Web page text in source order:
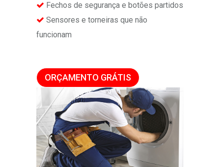
Fechos de segurança e botões partidos
Sensores e torneiras que não
funcionam
ORÇAMENTO GRÁTIS